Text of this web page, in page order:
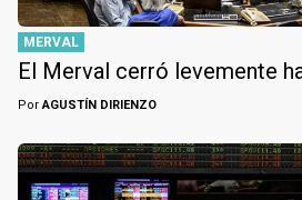
MERVAL
El Merval cerró levemente
PorAGUSTÍN DIRIENZO